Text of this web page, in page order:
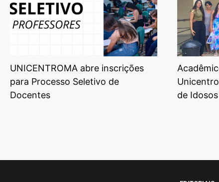
UNICENTROMA abre inscrições
para Processo Seletivo de
Docentes
de